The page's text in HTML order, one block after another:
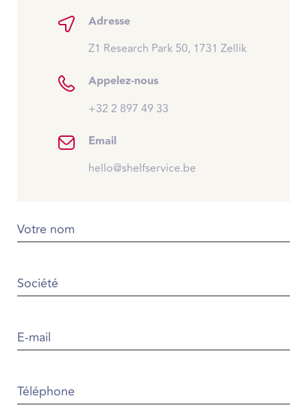
Adresse
Z1 Research Park 50, 1731 Zellik
Appelez-nous
+32 2 897 49 33
Email
hello@shelfservice.be
Votre nom
Société
E-mail
Téléphone